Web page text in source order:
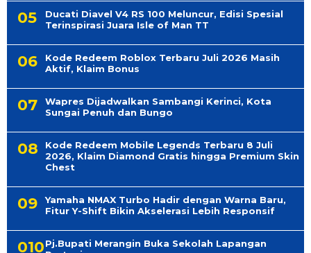
Ducati Diavel V4 RS 100 Meluncur, Edisi Spesial
Terinspirasi Juara Isle of Man TT
Kode Redeem Roblox Terbaru Juli 2026 Masih
Aktif, Klaim Bonus
Wapres Dijadwalkan Sambangi Kerinci, Kota
Sungai Penuh dan Bungo
Kode Redeem Mobile Legends Terbaru 8 Juli
2026, Klaim Diamond Gratis hingga Premium Skin
Chest
Yamaha NMAX Turbo Hadir dengan Warna Baru,
Fitur Y-Shift Bikin Akselerasi Lebih Responsif
Pj.Bupati Merangin Buka Sekolah Lapangan